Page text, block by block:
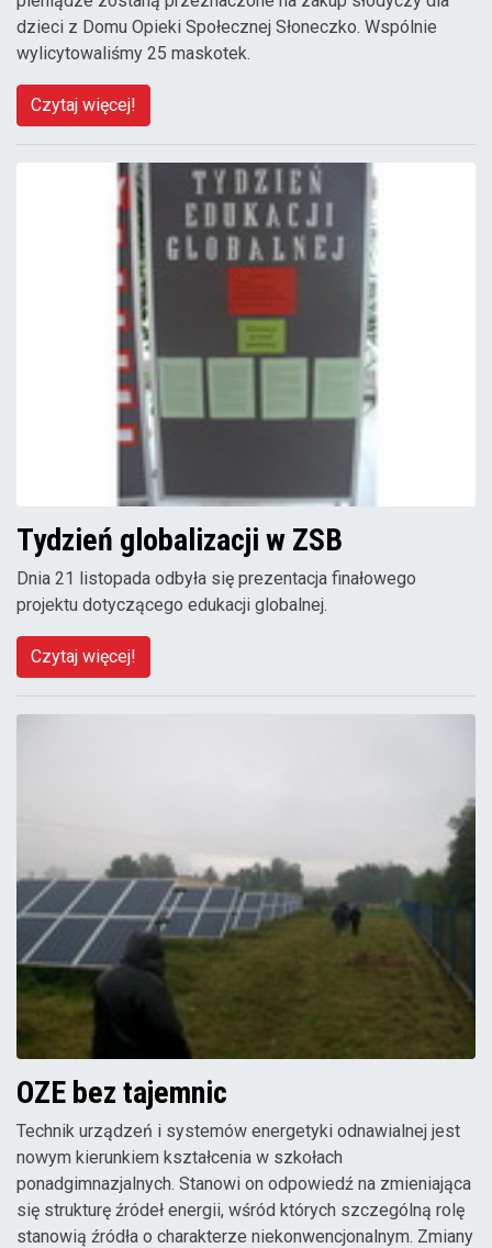
dzieci z Domu Opieki Społecznej Słoneczko. Wspólnie
wylicytowaliśmy 25 maskotek.
Czytaj więcej!
Tydzień globalizacji w ZSB
Dnia 21 listopada odbyła się prezentacja finałowego
projektu dotyczącego edukacji globalnej.
Czytaj więcej!
OZE bez tajemnic
Technik urządzeń i systemów energetyki odnawialnej jest
nowym kierunkiem kształcenia w szkołach
ponadgimnazjalnych. Stanowi on odpowiedź na zmieniająca
się strukturę źródeł energii, wśród których szczególną rolę
stanowią źródła o charakterze niekonwencjonalnym. Zmiany